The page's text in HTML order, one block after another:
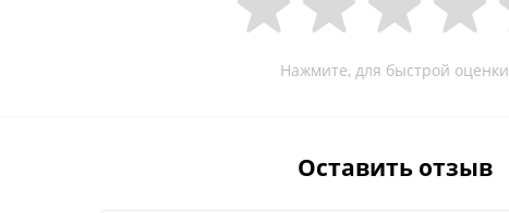
Нажмите, для быстрой оценки
Оставить отзыв